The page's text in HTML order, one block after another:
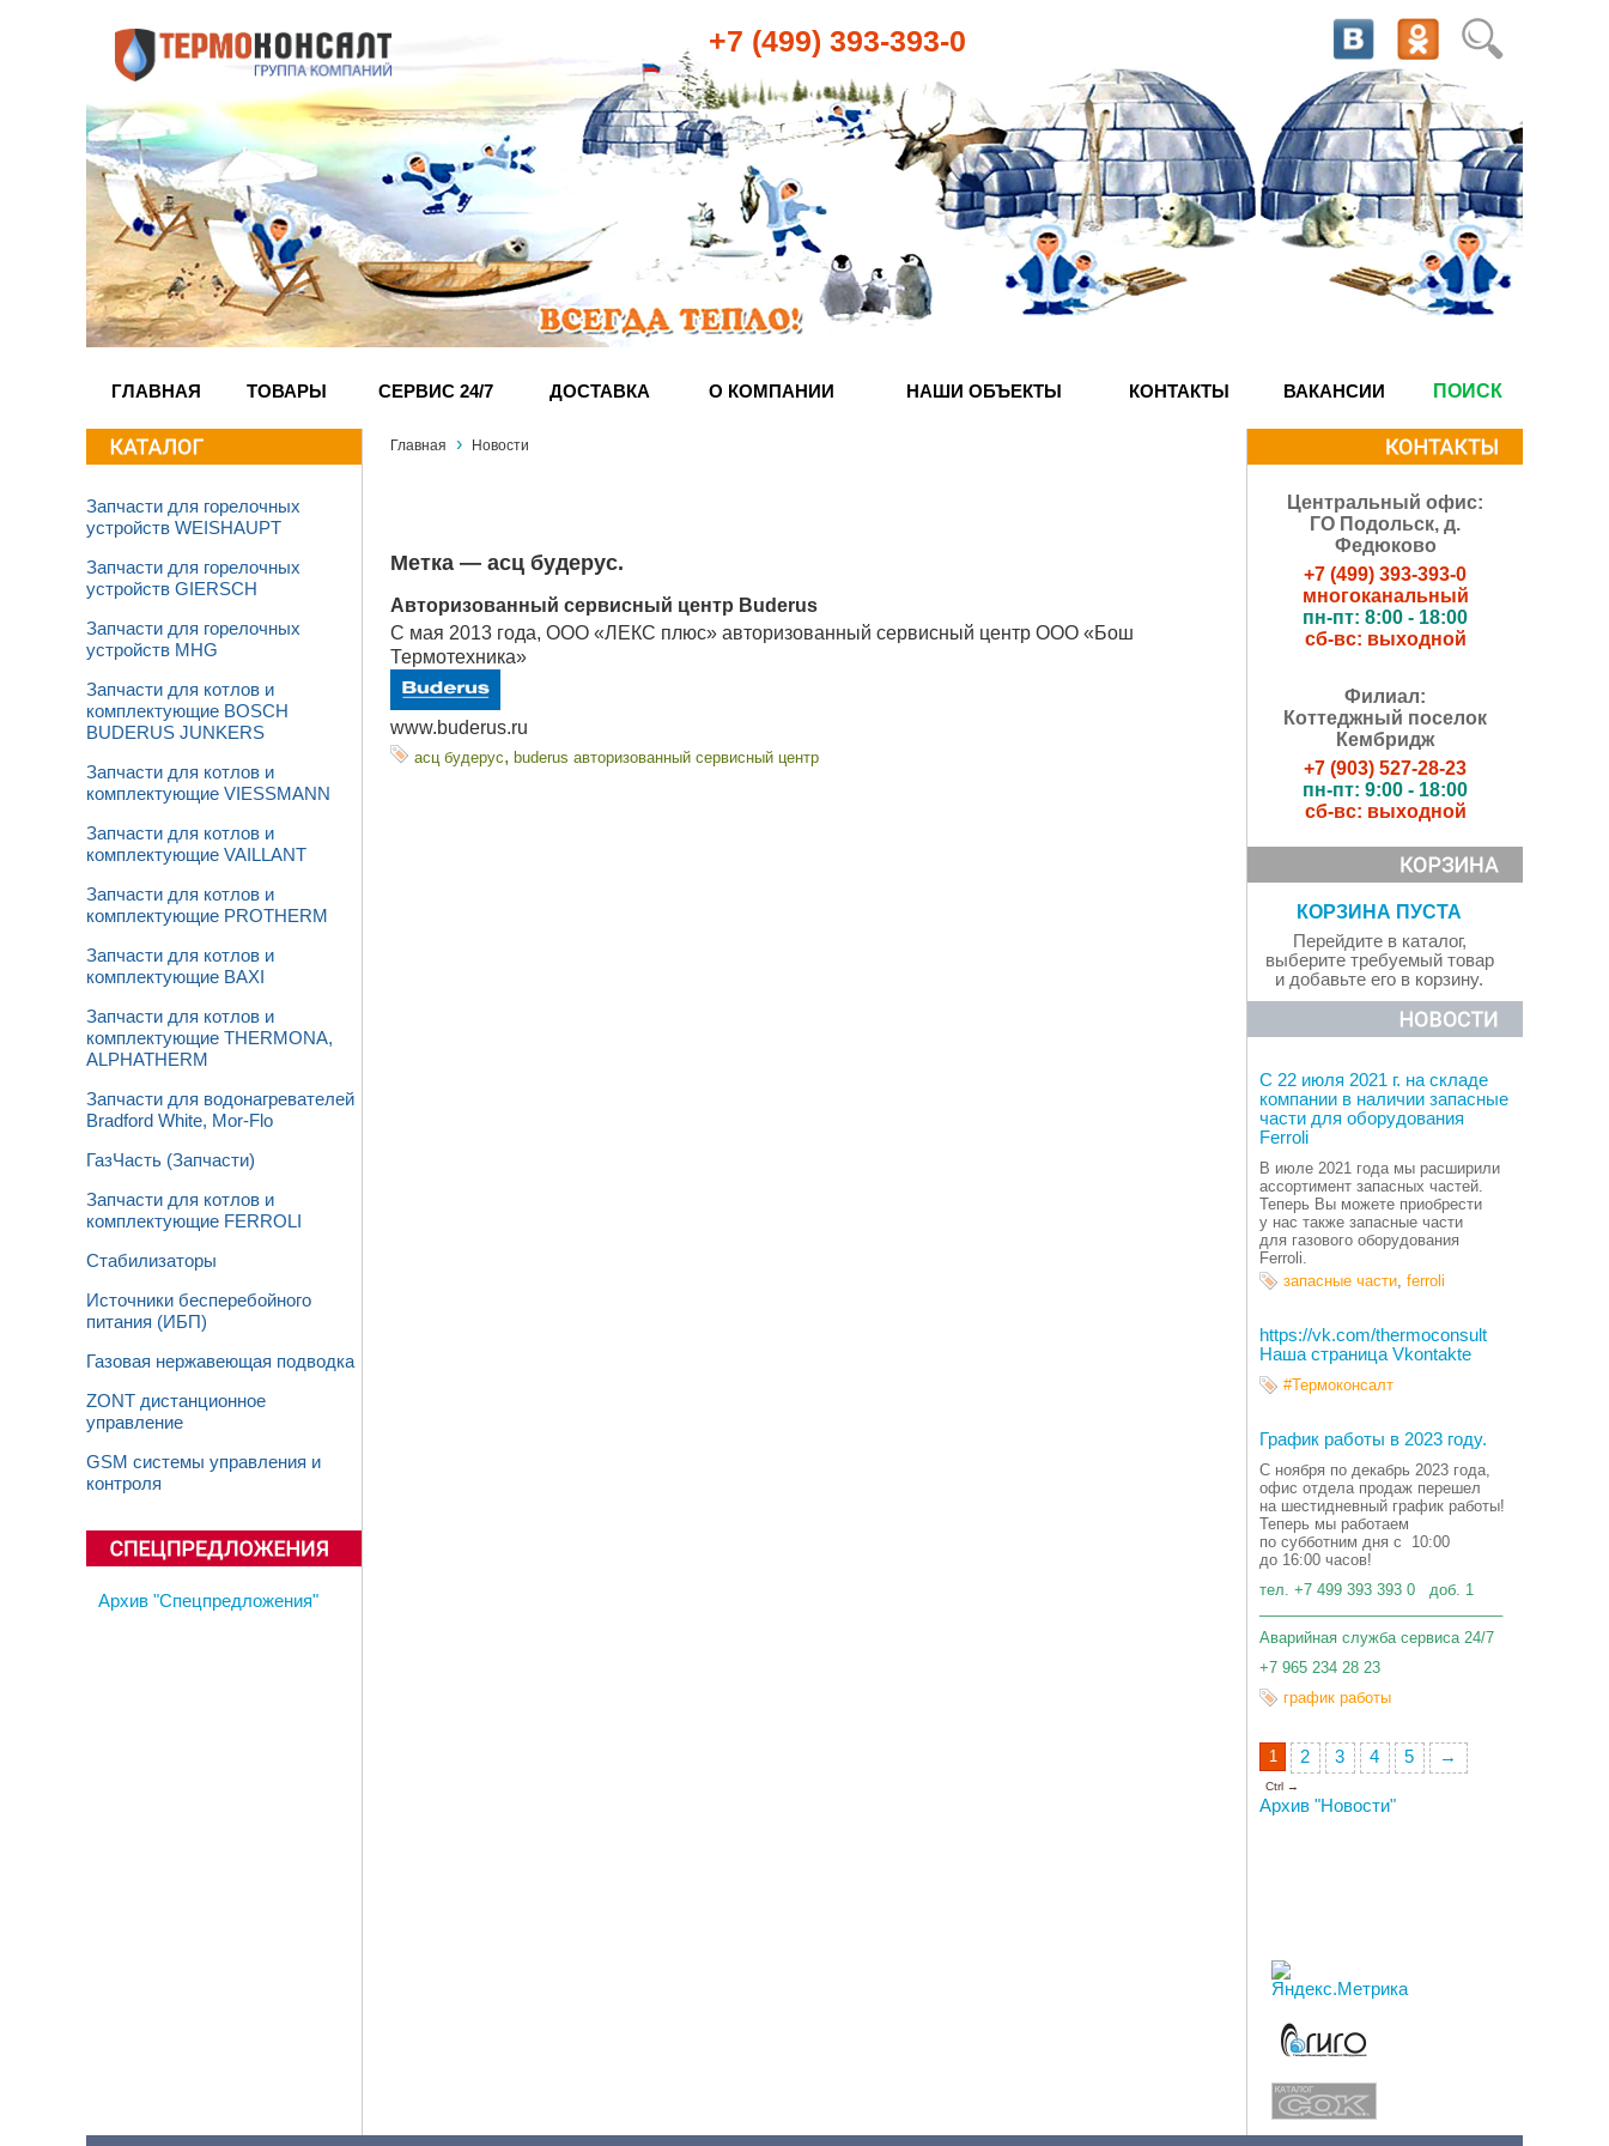
+7 (499) 393-393-0
ГЛАВНАЯ ТОВАРЫ СЕРВИС 24/7 ДОСТАВКА О КОМПАНИИ НАШИ ОБЪЕКТЫ КОНТАКТЫ ВАКАНСИИ ПОИСК
Запчасти для горелочных
устройств WEISHAUPT
Запчасти для горелочных
устройств GIERSCH
Запчасти для горелочных
устройств MHG
Запчасти для котлов и
комплектующие BOSCH
BUDERUS JUNKERS
Запчасти для котлов и
комплектующие VIESSMANN
Запчасти для котлов и
комплектующие VAILLANT
Запчасти для котлов и
комплектующие PROTHERM
Запчасти для котлов и
комплектующие BAXI
Запчасти для котлов и
комплектующие THERMONA,
ALPHATHERM
Запчасти для водонагревателей
Bradford White, Mor-Flo
ГазЧасть (Запчасти)
Запчасти для котлов и
комплектующие FERROLI
Стабилизаторы
Источники бесперебойного
питания (ИБП)
Газовая нержавеющая подводка
ZONT дистанционное
управление
GSM системы управления и
контроля
Архив "Спецпредложения"
Главная › Новости
Метка — асц будерус.
Авторизованный сервисный центр Buderus
C мая 2013 года, ООО «ЛЕКС плюс» авторизованный сервисный центр ООО «Бош
Термотехника»
www.buderus.ru
асц будерус, buderus авторизованный сервисный центр
Центральный офис:
ГО Подольск, д.
Федюково
+7 (499) 393-393-0
многоканальный
пн-пт: 8:00 - 18:00
сб-вс: выходной
Филиал:
Коттеджный поселок
Кембридж
+7 (903) 527-28-23
пн-пт: 9:00 - 18:00
сб-вс: выходной
КОРЗИНА ПУСТА
Перейдите в каталог,
выберите требуемый товар
и добавьте его в корзину.
С 22 июля 2021 г. на складе
компании в наличии запасные
части для оборудования
Ferroli
В июле 2021 года мы расширили
ассортимент запасных частей.
Теперь Вы можете приобрести
у нас также запасные части
для газового оборудования
Ferroli.
запасные части, ferroli
https://vk.com/thermoconsult
Наша страница Vkontakte
#Термоконсалт
График работы в 2023 году.
С ноября по декабрь 2023 года,
офис отдела продаж перешел
на шестидневный график работы!
Теперь мы работаем
по субботним дня с 10:00
до 16:00 часов!
тел. +7 499 393 393 0 доб. 1
Аварийная служба сервиса 24/7
+7 965 234 28 23
график работы
1 2 3 4 5 →
Ctrl →
Архив "Новости"